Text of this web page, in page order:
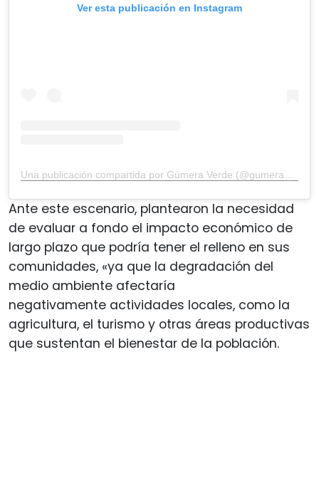
Ver esta publicación en Instagram
Ante este escenario, plantearon la necesidad
de evaluar a fondo el impacto económico de
largo plazo que podría tener el relleno en sus
comunidades, «ya que la degradación del
medio ambiente afectaría
negativamente actividades locales, como la
agricultura, el turismo y otras áreas productivas
que sustentan el bienestar de la población.